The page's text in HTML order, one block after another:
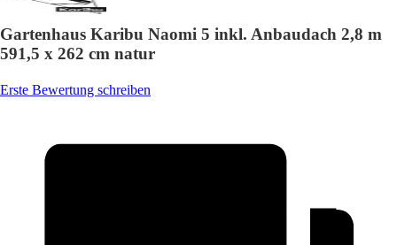
Gartenhaus Karibu Naomi 5 inkl. Anbaudach 2,8 m
591,5 x 262 cm natur
Erste Bewertung schreiben